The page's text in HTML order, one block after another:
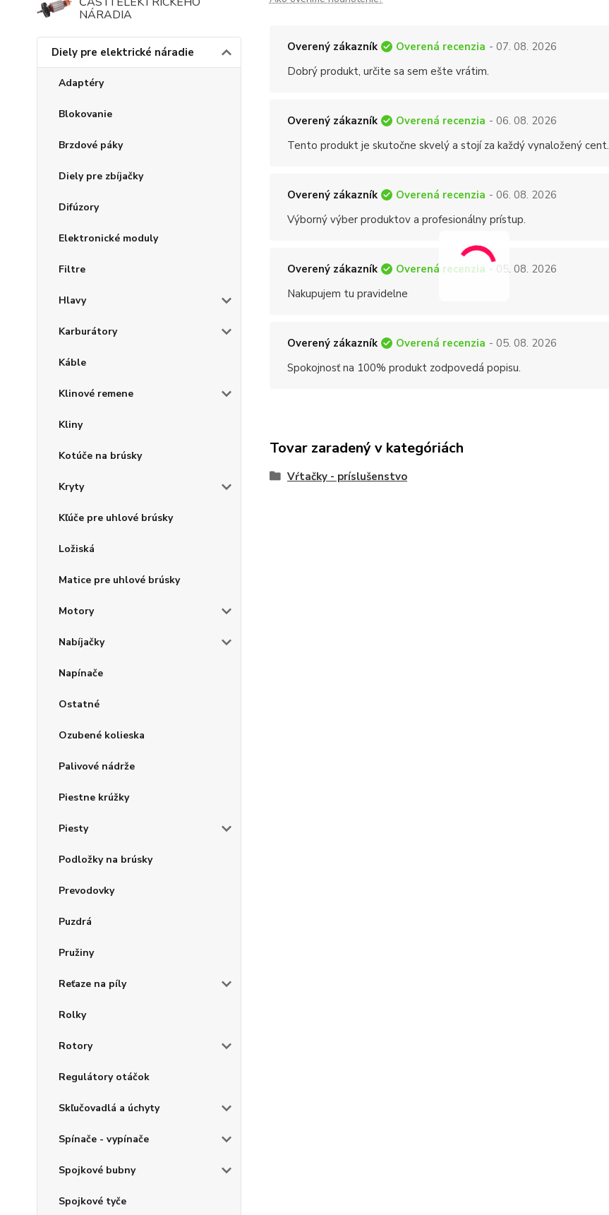
NÁRADIA
Diely pre elektrické náradie
Adaptéry
Blokovanie
Brzdové páky
Diely pre zbíjačky
Difúzory
Elektronické moduly
Filtre
Hlavy
Karburátory
Káble
Klinové remene
Kliny
Kotúče na brúsky
Kryty
Kľúče pre uhlové brúsky
Ložiská
Matice pre uhlové brúsky
Motory
Nabíjačky
Napínače
Ostatné
Ozubené kolieska
Palivové nádrže
Piestne krúžky
Piesty
Podložky na brúsky
Prevodovky
Puzdrá
Pružiny
Reťaze na píly
Rolky
Rotory
Regulátory otáčok
Skľučovadlá a úchyty
Spínače - vypínače
Spojkové bubny
Spojkové tyče
Overený zákazník Overená recenzia - 07. 08. 2026
Dobrý produkt, určite sa sem ešte vrátim.
Overený zákazník Overená recenzia - 06. 08. 2026
Tento produkt je skutočne skvelý a stojí za každý vynaložený cent.
Overený zákazník Overená recenzia - 06. 08. 2026
Výborný výber produktov a profesionálny prístup.
Overený zákazník Overená recenzia - 05. 08. 2026
Nakupujem tu pravidelne
Overený zákazník Overená recenzia - 05. 08. 2026
Spokojnosť na 100% produkt zodpovedá popisu.
Tovar zaradený v kategóriách
Vŕtačky - príslušenstvo